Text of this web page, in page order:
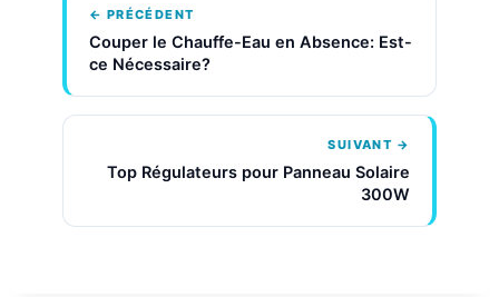
← PRÉCÉDENT
Couper le Chauffe-Eau en Absence: Est-
ce Nécessaire?
SUIVANT →
Top Régulateurs pour Panneau Solaire
300W